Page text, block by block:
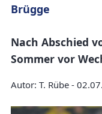
Brügge
Nach Abschied
Sommer vor
Autor: T. Rübe -